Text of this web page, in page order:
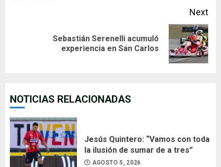
Next
Sebastián Serenelli acumuló
experiencia en San Carlos
NOTICIAS RELACIONADAS
Jesús Quintero: “Vamos con toda
la ilusión de sumar de a tres”
AGOSTO 5, 2026